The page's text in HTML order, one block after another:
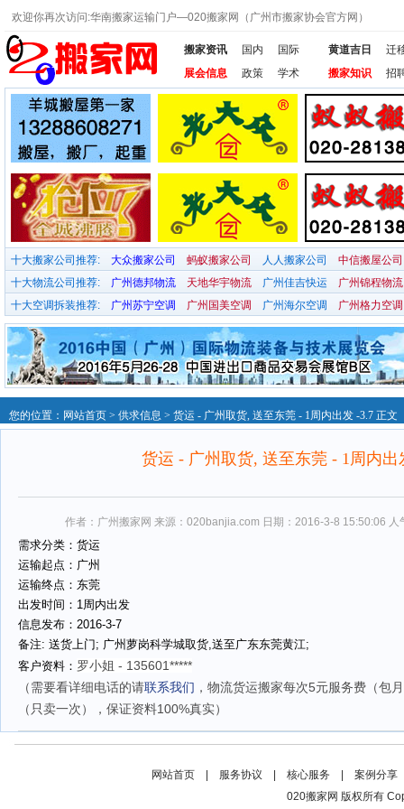
欢迎你再次访问:华南搬家运输门户—020搬家网（广州市搬家协会官方网）
搬家资讯 国内
国际
展会信息
政策 学术
黄道吉日
迁
搬家知识
招
十大搬家公司推荐: 大众搬家公司 蚂蚁搬家公司 人人搬家公司
中信搬屋公司
十大物流公司推荐:
广州德邦物流 天地华宇物流 广州佳吉快运
广州锦程物流
十大空调拆装推荐:
广州苏宁空调 广州国美空调 广州海尔空调 广州格力空调
您的位置： 网站首页 > 供求信息 > 货运 - 广州取货, 送至东莞 - 1周内出发 -3.7 正文
货运 - 广州取货, 送至东莞 - 1周内出
作者：广州搬家网 来源：020banjia.com 日期：2016-3-8 15:50:06 人
需求分类：货运
运输起点：广州
运输终点：东莞
出发时间：1周内出发
信息发布：2016-3-7
备注: 送货上门; 广州萝岗科学城取货,送至广东东莞黄江;
客户资料： 罗小姐 - 135601*****
（需要看详细电话的请联系我们 ， 物流货运搬家每次5元服务费（包
（只卖一次），保证资料100%真实）
网站首页 服务协议 核心服务 案例分享
020搬家网 版权所有